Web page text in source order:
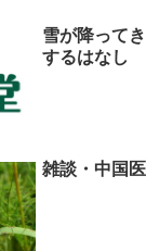
雪が降って
するはなし
雑談・中国